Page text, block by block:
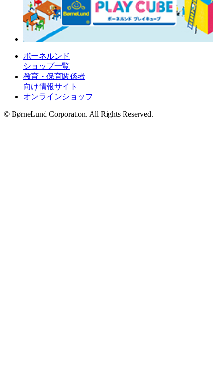
ボーネルンド
ショップ一覧
教育・保育関係者
向け情報サイト
オンラインショップ
© BørneLund Corporation. All Rights Reserved.